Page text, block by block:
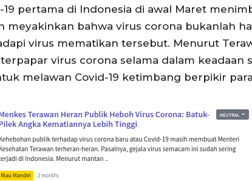
19 pertama di Indonesia di awal Maret
meyakinkan bahwa virus corona bukanlah
virus mematikan tersebut. Menurut
virus corona selama dalam keadaan
melawan Covid-19 ketimbang berpikir